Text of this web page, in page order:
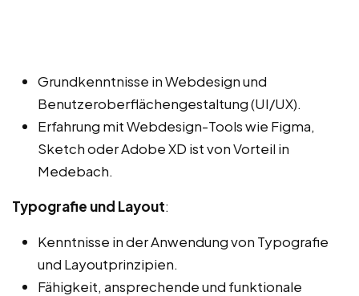
Grundkenntnisse in Webdesign und
Benutzeroberflächengestaltung (UI/UX).
Erfahrung mit Webdesign-Tools wie Figma,
Sketch oder Adobe XD ist von Vorteil in
Medebach.
Typografie und Layout:
Kenntnisse in der Anwendung von Typografie
und Layoutprinzipien.
Fähigkeit, ansprechende und funktionale